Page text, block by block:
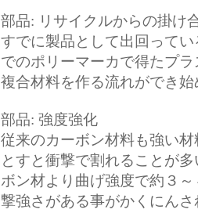
部品: リサイクルからの掛け
すでに製品として出回って
でのポリーマーカで得たプ
複合材料を作る流れができ始
部品: 強度強化
従来のカーボン材料も強い
とすと衝撃で割れることが
ボン材より曲げ強度で約３
撃強さがある事がかくにんさ